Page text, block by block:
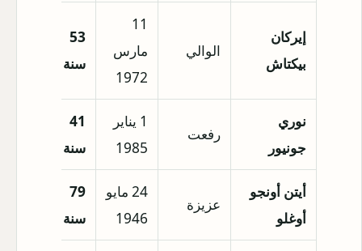
إيركان
بيكتاش
الوالي
11
مارس
1972
53
سنة
نوري
جونيور
رفعت
1 يناير
1985
41
سنة
أيتن أونجو
أوغلو
عزيزة
24 مايو
1946
79
سنة